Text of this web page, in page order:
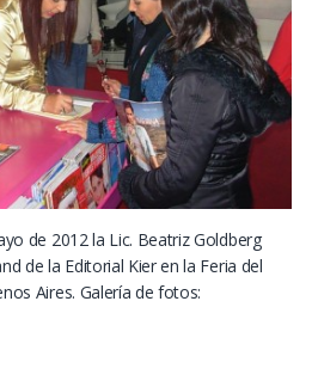
de 2012 la Lic. Beatriz Goldberg
de la Editorial Kier en la Feria del
Aires. Galería de fotos: